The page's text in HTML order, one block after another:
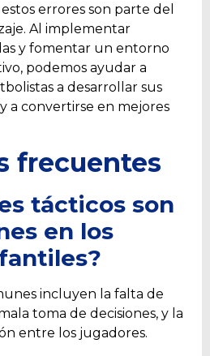
errores son parte del
Al implementar
y fomentar un entorno
podemos ayudar a
a desarrollar sus
a convertirse en mejores
frecuentes
tácticos son
en los
incluyen la falta de
toma de decisiones, y la
entre los jugadores.